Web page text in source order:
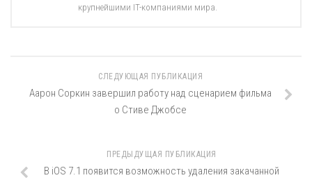
крупнейшими IT-компаниями мира.
СЛЕДУЮЩАЯ ПУБЛИКАЦИЯ
Аарон Соркин завершил работу над сценарием фильма
о Стиве Джобсе
ПРЕДЫДУЩАЯ ПУБЛИКАЦИЯ
В iOS 7.1 появится возможность удаления закачанной